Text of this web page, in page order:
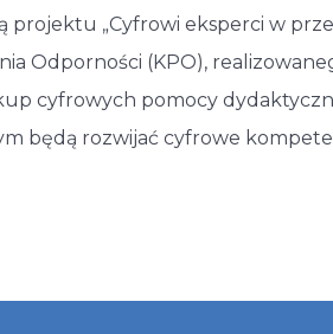
„Cyfrowi eksperci w
Odporności (KPO),
cyfrowych pomocy
będą rozwijać cyfrowe